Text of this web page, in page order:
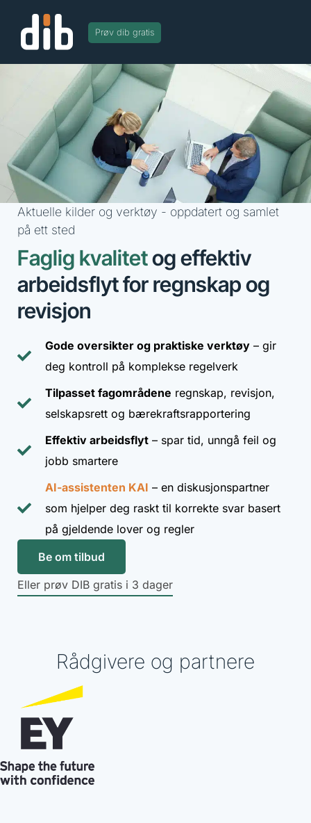
Prøv dib gratis
Aktuelle kilder og verktøy - oppdatert og samlet
på ett sted​
Faglig kvalitetog effektiv
arbeidsflyt for regnskap og
revisjon
Gode oversikter og praktiske verktøy – gir
deg kontroll på komplekse regelverk
Tilpasset fagområdene regnskap, revisjon,
selskapsrett og bærekraftsrapportering
Effektiv arbeidsflyt – spar tid, unngå feil og
jobb smartere
AI-assistenten KAI – en diskusjonspartner
som hjelper deg raskt til korrekte svar basert
på gjeldende lover og regler
Be om tilbud
Eller prøv DIB gratis i 3 dager
Rådgivere og partnere